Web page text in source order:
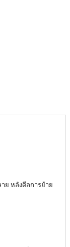
ย หลังดีลการย้าย